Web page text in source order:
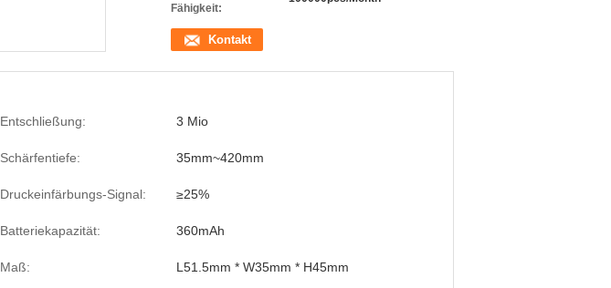
Fähigkeit:
Kontakt
Entschließung: 3 Mio
Schärfentiefe: 35mm~420mm
Druckeinfärbungs-Signal: ≥25%
Batteriekapazität: 360mAh
Maß: L51.5mm * W35mm * H45mm